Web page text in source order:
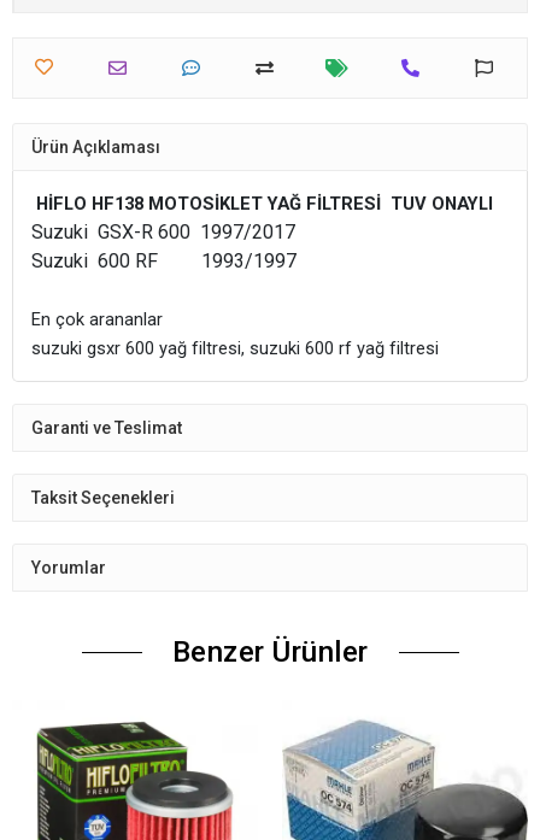
Ürün Açıklaması
HİFLO HF138 MOTOSİKLET YAĞ FİLTRESİ TUV ONAYLI
Suzuki GSX-R 600 1997/2017
Suzuki 600 RF 1993/1997
En çok arananlar
suzuki gsxr 600 yağ filtresi, suzuki 600 rf yağ filtresi
Garanti ve Teslimat
Taksit Seçenekleri
Yorumlar
Benzer Ürünler